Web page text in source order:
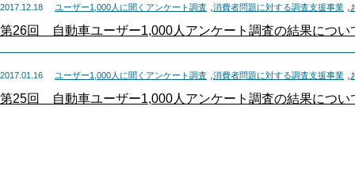
2017.12.18 ユーザー1,000人に聞くアンケート調査 消費者問題に対する調査支援事業
第26回 自動車ユーザー1,000人アンケート調査の結果につい
2017.01.16 ユーザー1,000人に聞くアンケート調査 消費者問題に対する調査支援事業
第25回 自動車ユーザー1,000人アンケート調査の結果につい